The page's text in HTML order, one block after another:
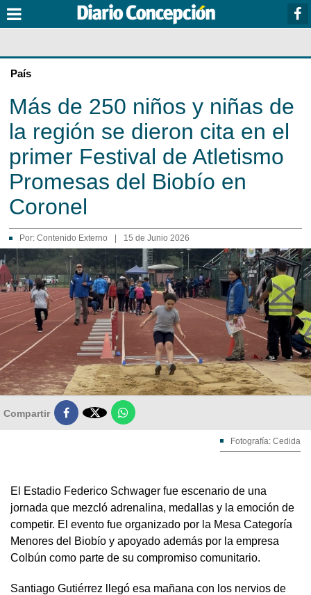
País
Más de 250 niños y niñas de
la región se dieron cita en el
primer Festival de Atletismo
Promesas del Biobío en
Coronel
Por: Contenido Externo 15 de Junio 2026
Compartir 
Fotografía: Cedida
El Estadio Federico Schwager fue escenario de una
jornada que mezcló adrenalina, medallas y la emoción de
competir. El evento fue organizado por la Mesa Categoría
Menores del Biobío y apoyado además por la empresa
Colbún como parte de su compromiso comunitario.
Santiago Gutiérrez llegó esa mañana con los nervios de